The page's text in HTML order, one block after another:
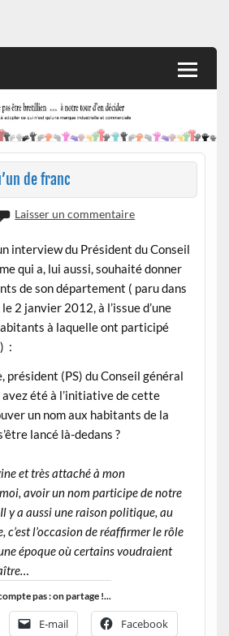
de franc
Laisser un commentaire
interview du Président du Conseil
qui a, lui aussi, souhaité donner
de son département ( paru dans
2 janvier 2012, à l’issue d’une
à laquelle ont participé
:
président (PS) du Conseil général
avez été à l’initiative de cette
un nom aux habitants de la
lancé là-dedans ?
et très attaché à mon
avoir un nom participe de notre
y a aussi une raison politique, au
c’est l’occasion de réaffirmer le rôle
époque où certains voudraient
pas : on partage !...
E-mail Facebook